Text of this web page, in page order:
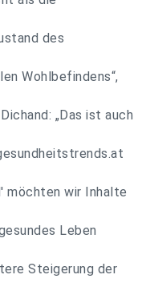
des
Wohlbefindens“,
„Das ist auch
möchten wir Inhalte
Leben
Steigerung der